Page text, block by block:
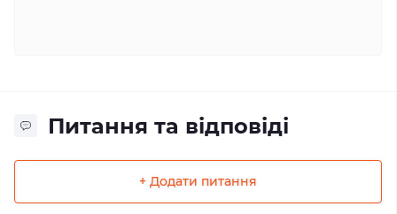
Питання та відповіді
+ Додати питання